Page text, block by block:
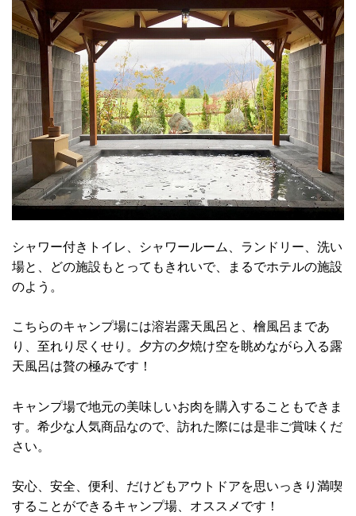
シャワー付きトイレ、シャワールーム、ランドリー、洗い
場と、どの施設もとってもきれいで、まるでホテルの施設
のよう。
こちらのキャンプ場には溶岩露天風呂と、檜風呂まであ
り、至れり尽くせり。夕方の夕焼け空を眺めながら入る露
天風呂は贅の極みです！
キャンプ場で地元の美味しいお肉を購入することもできま
す。希少な人気商品なので、訪れた際には是非ご賞味くだ
さい。
安心、安全、便利、だけどもアウトドアを思いっきり満喫
することができるキャンプ場、オススメです！